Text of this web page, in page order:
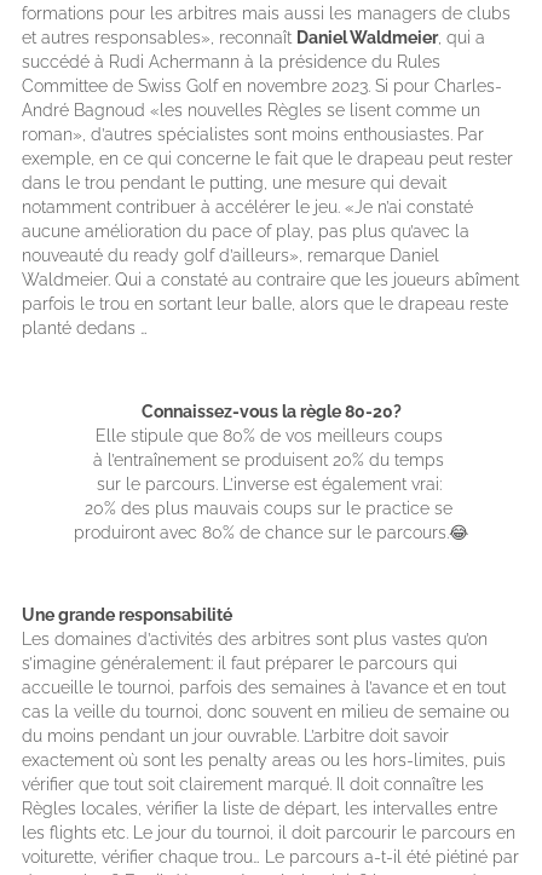
formations pour les arbitres mais aussi les managers de clubs
et autres responsables», reconnaît Daniel Waldmeier, qui a
succédé à Rudi Achermann à la présidence du Rules
Committee de Swiss Golf en novembre 2023. Si pour Charles-
André Bagnoud «les nouvelles Règles se lisent comme un
roman», d’autres spécialistes sont moins enthousiastes. Par
exemple, en ce qui concerne le fait que le drapeau peut rester
dans le trou pendant le putting, une mesure qui devait
notamment contribuer à accélérer le jeu. «Je n’ai constaté
aucune amélioration du pace of play, pas plus qu’avec la
nouveauté du ready golf d’ailleurs», remarque Daniel
Waldmeier. Qui a constaté au contraire que les joueurs abîment
parfois le trou en sortant leur balle, alors que le drapeau reste
planté dedans …
Connaissez-vous la règle 80-20?
Elle stipule que 80% de vos meilleurs coups
à l’entraînement se produisent 20% du temps
sur le parcours. L’inverse est également vrai:
20% des plus mauvais coups sur le practice se
produiront avec 80% de chance sur le parcours.😂
Une grande responsabilité
Les domaines d’activités des arbitres sont plus vastes qu’on
s’imagine généralement: il faut préparer le parcours qui
accueille le tournoi, parfois des semaines à l’avance et en tout
cas la veille du tournoi, donc souvent en milieu de semaine ou
du moins pendant un jour ouvrable. L’arbitre doit savoir
exactement où sont les penalty areas ou les hors-limites, puis
vérifier que tout soit clairement marqué. Il doit connaître les
Règles locales, vérifier la liste de départ, les intervalles entre
les flights etc. Le jour du tournoi, il doit parcourir le parcours en
voiturette, vérifier chaque trou… Le parcours a-t-il été piétiné par